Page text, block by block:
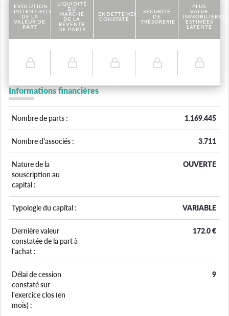
EVOLUTION
POTENTIELLE
DE LA
VALEUR DE
PART
LIQUIDITÉ
DU
MARCHÉ
DE LA
REVENTE
DE PARTS
ENDETTEMENT
CONSTATÉ
SÉCURITÉ
DE
TRÉSORERIE
PLUS
VALUE
IMMOBILIÈRES
ESTIMÉES
LATENTE
Informations financières
Nombre de parts : 1.169.445
Nombre d'associés : 3.711
Nature de la
souscription au
capital :
OUVERTE
Typologie du capital : VARIABLE
Dernière valeur
constatée de la part à
l'achat :
172.0€
Délai de cession
constaté sur
l'exercice clos (en
mois) :
9